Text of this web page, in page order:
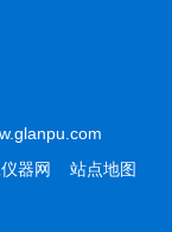
器网 站点地图